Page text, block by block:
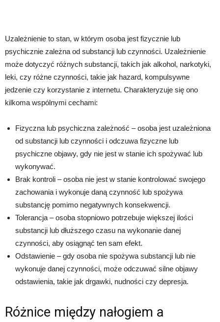
Uzależnienie to stan, w którym osoba jest fizycznie lub
psychicznie zależna od substancji lub czynności. Uzależnienie
może dotyczyć różnych substancji, takich jak alkohol, narkotyki,
leki, czy różne czynności, takie jak hazard, kompulsywne
jedzenie czy korzystanie z internetu. Charakteryzuje się ono
kilkoma wspólnymi cechami:
Fizyczna lub psychiczna zależność – osoba jest uzależniona
od substancji lub czynności i odczuwa fizyczne lub
psychiczne objawy, gdy nie jest w stanie ich spożywać lub
wykonywać.
Brak kontroli – osoba nie jest w stanie kontrolować swojego
zachowania i wykonuje daną czynność lub spożywa
substancję pomimo negatywnych konsekwencji.
Tolerancja – osoba stopniowo potrzebuje większej ilości
substancji lub dłuższego czasu na wykonanie danej
czynności, aby osiągnąć ten sam efekt.
Odstawienie – gdy osoba nie spożywa substancji lub nie
wykonuje danej czynności, może odczuwać silne objawy
odstawienia, takie jak drgawki, nudności czy depresja.
Różnice między nałogiem a